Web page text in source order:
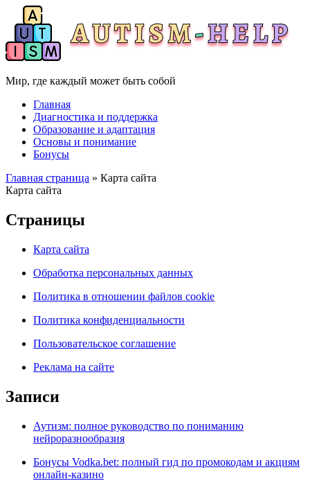
Мир, где каждый может быть собой
Главная
Диагностика и поддержка
Образование и адаптация
Основы и понимание
Бонусы
Главная страница » Карта сайта
Карта сайта
Страницы
Карта сайта
Обработка персональных данных
Политика в отношении файлов cookie
Политика конфиденциальности
Пользовательское соглашение
Реклама на сайте
Записи
Аутизм: полное руководство по пониманию
нейроразнообразия
Бонусы Vodka.bet: полный гид по промокодам и акциям
онлайн-казино